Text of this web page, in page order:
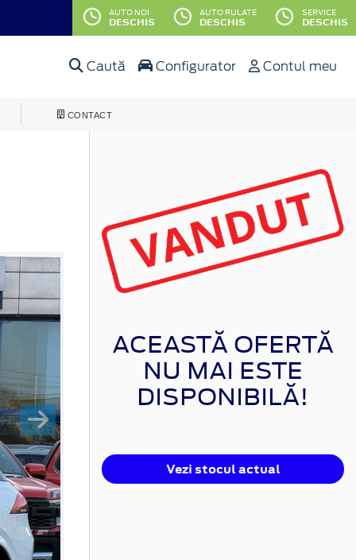
AUTO NOI
DESCHIS
AUTO RULATE
DESCHIS
SERVICE
DESCHIS
Caută Configurator Contul meu
CONTACT
ACEASTĂ OFERTĂ
NU MAI ESTE
DISPONIBILĂ!
Vezi stocul actual